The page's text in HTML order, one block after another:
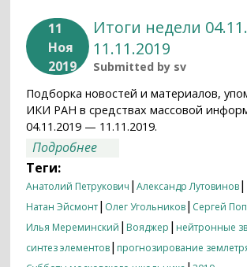
11
Ноя
2019
Итоги недели
11.11.2019
Submitted by sv
Подборка новостей и материалов,
ИКИ РАН в средствах массовой
04.11.2019 — 11.11.2019.
Подробнее
Теги:
Анатолий Петрукович |Александр Лутовинов|
Натан Эйсмонт| Олег Угольников| Сергей
Илья Мереминский | Вояджер | нейтронные
синтез элементов| прогнозирование